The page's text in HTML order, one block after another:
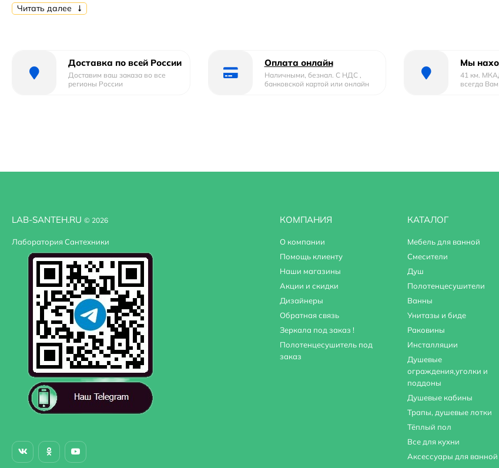
Глубина мм.
Отверстие под перелив : Да
Страна бренда Швейцария
Ориентация
Стилистика дизайна
Угловая конструкция
Читать далее
Доставка по всей России
Доставим ваш заказа во все
регионы России
Оплата онлайн
Наличными, безнал. С НДС ,
банковской картой или онлайн
Мы
41 км.
всегда
LAB-SANTEH.RU © 2026
Лаборатория Сантехники
КОМПАНИЯ
О компании
Помощь клиенту
Наши магазины
Акции и скидки
Дизайнеры
Обратная связь
Зеркала под заказ !
Полотенцесушитель под
заказ
КАТАЛОГ
Мебель для ванной
Смесители
Душ
Полотенцесушители
Ванны
Унитазы и биде
Раковины
Инсталляции
Душевые
ограждения,уголки и
поддоны
Душевые кабины
Трапы, душевые лотки
Тёплый пол
Все для кухни
Аксессуары для ванной